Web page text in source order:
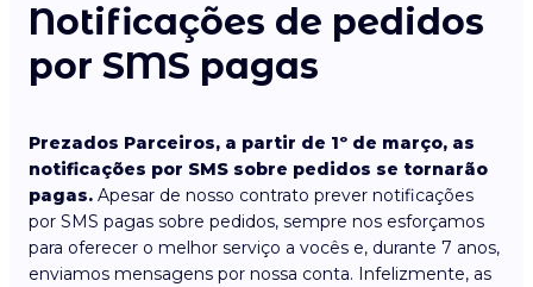
Notificações de pedidos
por SMS pagas
Prezados Parceiros, a partir de 1º de março, as
notificações por SMS sobre pedidos se tornarão
pagas. Apesar de nosso contrato prever notificações
por SMS pagas sobre pedidos, sempre nos esforçamos
para oferecer o melhor serviço a vocês e, durante 7 anos,
enviamos mensagens por nossa conta. Infelizmente, as